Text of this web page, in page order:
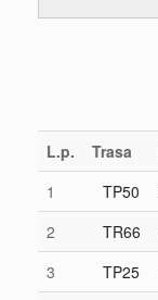
L.p. Trasa
1
TP50
2
TR66
3
TP25